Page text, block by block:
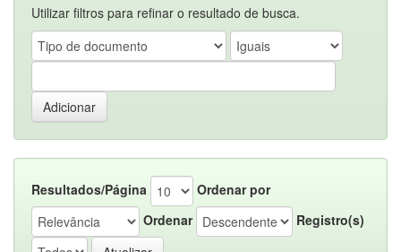
Utilizar filtros para refinar o resultado de busca.
Resultados/Página
Ordenar por
Ordenar
Registro(s)